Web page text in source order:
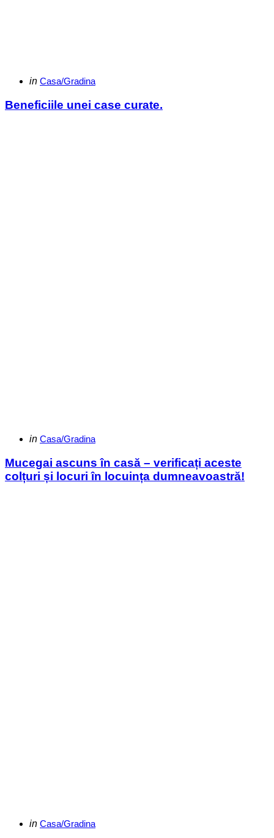
Categories
Posted
in Casa/Gradina
Beneficiile unei case curate.
Categories
Posted
in Casa/Gradina
Mucegai ascuns în casă – verificați aceste
colțuri și locuri în locuința dumneavoastră!
Categories
Posted
in Casa/Gradina